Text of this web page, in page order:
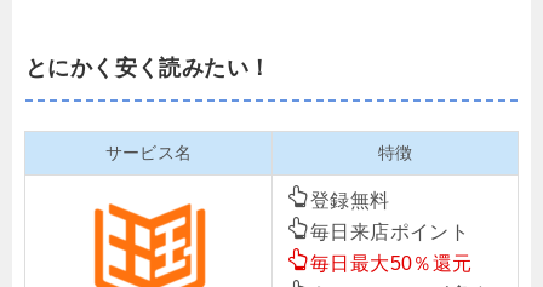
とにかく安く読みたい！
サービス名 特徴
登録無料
毎日来店ポイント
毎日最大50％還元